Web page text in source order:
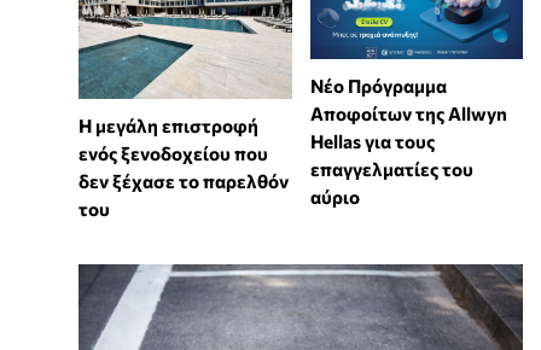
Η μεγάλη επιστροφή
ενός ξενοδοχείου που
δεν ξέχασε το παρελθόν
του
Νέο Πρόγραμμα
Αποφοίτων της Allwyn
Hellas για τους
επαγγελματίες του
αύριο